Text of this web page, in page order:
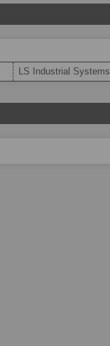
LS Industrial Systems